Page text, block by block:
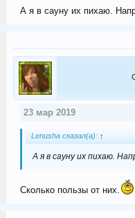
А я в сауну их пихаю.
23 мар 2019
Lenusha сказал(а): ↑
А я в сауну их пихаю.
Сколько пользы от них.